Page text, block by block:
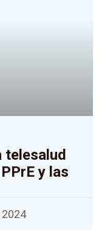
telesalud
y las